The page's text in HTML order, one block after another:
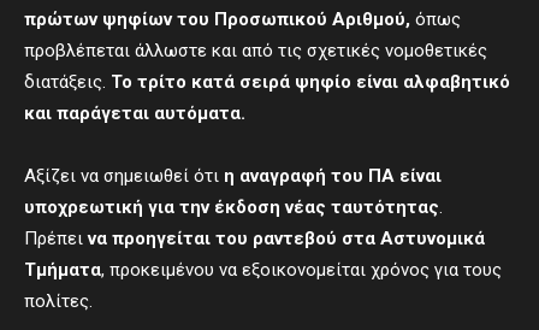
πρώτων ψηφίων του Προσωπικού Αριθμού, όπως
προβλέπεται άλλωστε και από τις σχετικές νομοθετικές
διατάξεις. Το τρίτο κατά σειρά ψηφίο είναι αλφαβητικό
και παράγεται αυτόματα.
Αξίζει να σημειωθεί ότι η αναγραφή του ΠΑ είναι
υποχρεωτική για την έκδοση νέας ταυτότητας.
Πρέπει να προηγείται του ραντεβού στα Αστυνομικά
Τμήματα, προκειμένου να εξοικονομείται χρόνος για τους
πολίτες.